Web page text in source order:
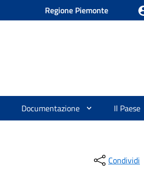
Regione Piemonte
Documentazione Il Paese
Condividi